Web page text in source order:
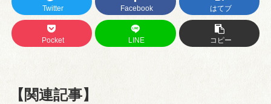
Twitter Facebook はてブ
Pocket LINE コピー
【関連記事】